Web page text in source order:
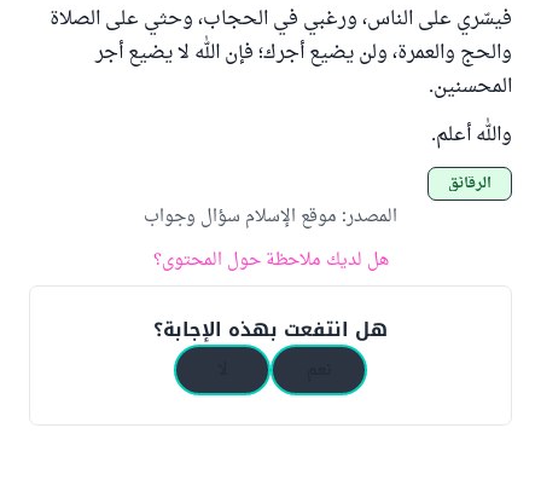
فيسّري على الناس، ورغبي في الحجاب، وحثي على الصلاة
والحج والعمرة، ولن يضيع أجرك؛ فإن الله لا يضيع أجر
المحسنين.
والله أعلم.
الرقائق
المصدر: موقع الإسلام سؤال وجواب
هل لديك ملاحظة حول المحتوى؟
هل انتفعت بهذه الإجابة؟